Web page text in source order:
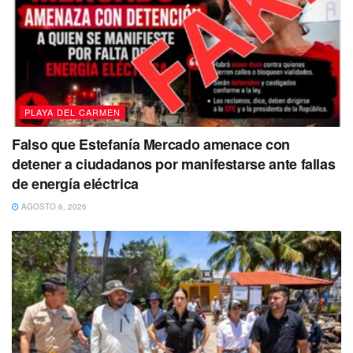
PLAYA DEL CARMEN
Falso que Estefanía Mercado amenace con
detener a ciudadanos por manifestarse ante fallas
de energía eléctrica
AGOSTO 6, 2026